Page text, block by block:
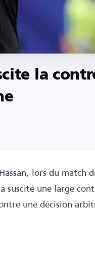
la
lors du match
suscité une large
une décision